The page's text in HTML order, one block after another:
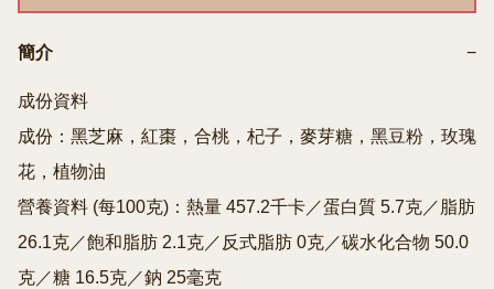
簡介 −
成份資料
成份：黑芝麻，紅棗，合桃，杞子，麥芽糖，黑豆粉，玫瑰
花，植物油
營養資料 (每100克)：熱量 457.2千卡／蛋白質 5.7克／脂肪
26.1克／飽和脂肪 2.1克／反式脂肪 0克／碳水化合物 50.0
克／糖 16.5克／鈉 25毫克